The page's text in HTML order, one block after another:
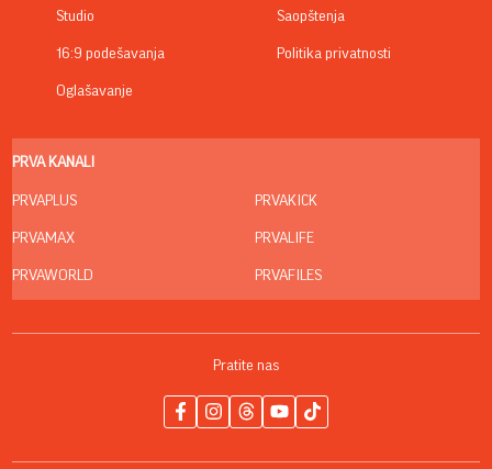
Studio
16:9 podešavanja
Oglašavanje
Saopštenja
Politika privatnosti
PRVA KANALI
PRVAPLUS
PRVAMAX
PRVAWORLD
PRVAKICK
PRVALIFE
PRVAFILES
Pratite nas